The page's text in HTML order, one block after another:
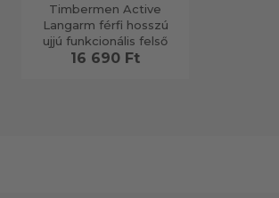
Timbermen Active
Langarm férfi hosszú
ujjú funkcionális felső
16 690 Ft